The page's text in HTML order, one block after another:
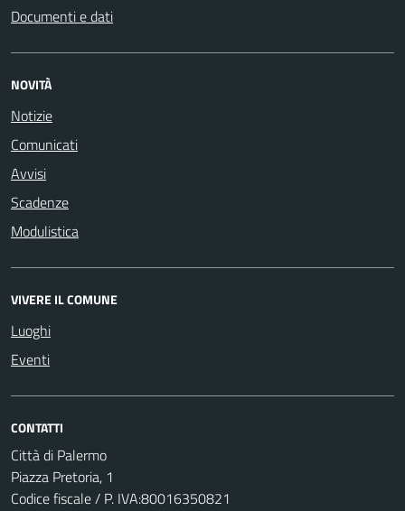
Documenti e dati
NOVITÀ
Notizie
Comunicati
Avvisi
Scadenze
Modulistica
VIVERE IL COMUNE
Luoghi
Eventi
CONTATTI
Città di Palermo
Piazza Pretoria, 1
Codice fiscale / P. IVA:80016350821